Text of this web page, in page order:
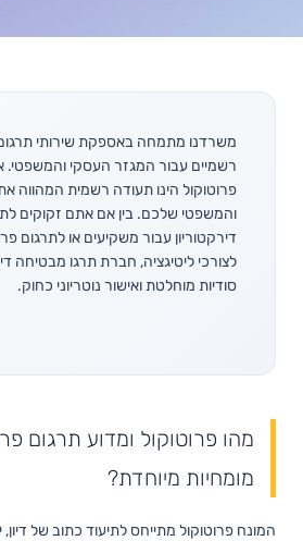
משרדנו מתמחה באספקת שירותי תרגום
רשמיים עבור המגזר העסקי והמשפטי.
פרוטוקול הינו תעודה רשמית המהווה את
והמשפטי שלכם. בין אם אתם זקוקים
דירקטוריון עבור משקיעים או לתרגום
לצורכי ליטיגציה, חברת תרגו מבטיחה
סודיות מוחלטת ואישור נוטריוני כחוק.
מהו פרוטוקול ומדוע תרגום
מומחיות מיוחדת?
המונח פרוטוקול מתייחס לתיעוד כתוב של